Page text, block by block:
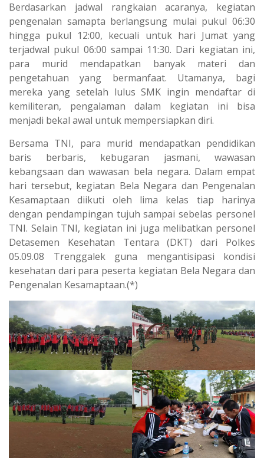
Berdasarkan jadwal rangkaian acaranya, kegiatan
pengenalan samapta berlangsung mulai pukul 06:30
hingga pukul 12:00, kecuali untuk hari Jumat yang
terjadwal pukul 06:00 sampai 11:30. Dari kegiatan ini,
para murid mendapatkan banyak materi dan
pengetahuan yang bermanfaat. Utamanya, bagi
mereka yang setelah lulus SMK ingin mendaftar di
kemiliteran, pengalaman dalam kegiatan ini bisa
menjadi bekal awal untuk mempersiapkan diri.
Bersama TNI, para murid mendapatkan pendidikan
baris berbaris, kebugaran jasmani, wawasan
kebangsaan dan wawasan bela negara. Dalam empat
hari tersebut, kegiatan Bela Negara dan Pengenalan
Kesamaptaan diikuti oleh lima kelas tiap harinya
dengan pendampingan tujuh sampai sebelas personel
TNI. Selain TNI, kegiatan ini juga melibatkan personel
Detasemen Kesehatan Tentara (DKT) dari Polkes
05.09.08 Trenggalek guna mengantisipasi kondisi
kesehatan dari para peserta kegiatan Bela Negara dan
Pengenalan Kesamaptaan.(*)